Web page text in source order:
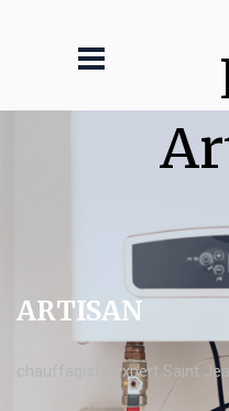
ARTISAN
chauffagiste expert Saint